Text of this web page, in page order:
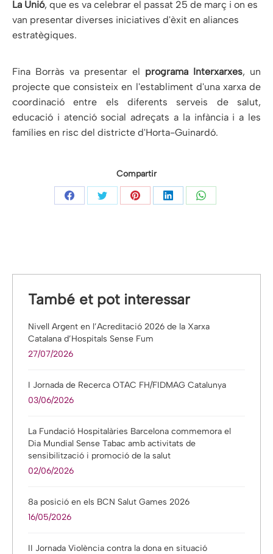
La Unió, que es va celebrar el passat 25 de març i on es
van presentar diverses iniciatives d'èxit en aliances
estratègiques.
Fina Borràs va presentar el programa Interxarxes, un
projecte que consisteix en l'establiment d'una xarxa de
coordinació entre els diferents serveis de salut,
educació i atenció social adreçats a la infància i a les
famílies en risc del districte d'Horta-Guinardó.
Compartir
Share
Share
Share
Share
Share
També et pot interessar
Nivell Argent en l’Acreditació 2026 de la Xarxa
Catalana d’Hospitals Sense Fum
27/07/2026
I Jornada de Recerca OTAC FH/FIDMAG Catalunya
03/06/2026
La Fundació Hospitalàries Barcelona commemora el
Dia Mundial Sense Tabac amb activitats de
sensibilització i promoció de la salut
02/06/2026
8a posició en els BCN Salut Games 2026
16/05/2026
II Jornada Violència contra la dona en situació